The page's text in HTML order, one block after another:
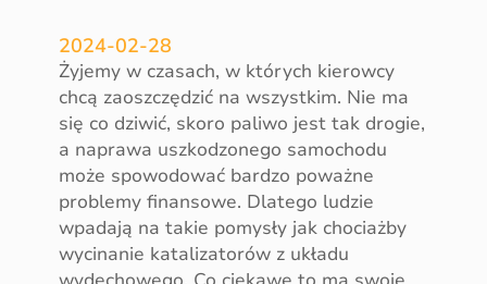
l
i
n
?
2024-02-28
Żyjemy w czasach, w których kierowcy
chcą zaoszczędzić na wszystkim. Nie ma
się co dziwić, skoro paliwo jest tak drogie,
a naprawa uszkodzonego samochodu
może spowodować bardzo poważne
problemy finansowe. Dlatego ludzie
wpadają na takie pomysły jak chociażby
wycinanie katalizatorów z układu